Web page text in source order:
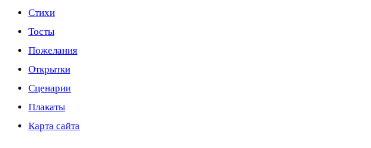
Стихи
Тосты
Пожелания
Открытки
Сценарии
Плакаты
Карта сайта